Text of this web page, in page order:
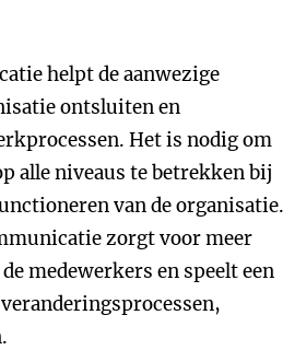
helpt de aanwezige
ontsluiten en
Het is nodig om
alle niveaus te betrekken bij
van de organisatie.
zorgt voor meer
medewerkers en speelt een